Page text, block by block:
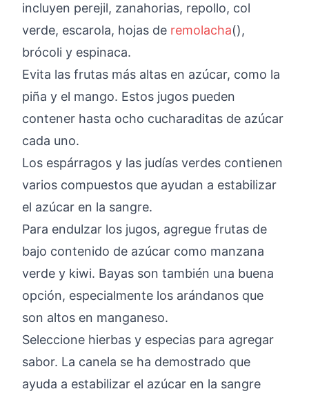
incluyen perejil, zanahorias, repollo, col
verde, escarola, hojas de remolacha(),
brócoli y espinaca.
Evita las frutas más altas en azúcar, como la
piña y el mango. Estos jugos pueden
contener hasta ocho cucharaditas de azúcar
cada uno.
Los espárragos y las judías verdes contienen
varios compuestos que ayudan a estabilizar
el azúcar en la sangre.
Para endulzar los jugos, agregue frutas de
bajo contenido de azúcar como manzana
verde y kiwi. Bayas son también una buena
opción, especialmente los arándanos que
son altos en manganeso.
Seleccione hierbas y especias para agregar
sabor. La canela se ha demostrado que
ayuda a estabilizar el azúcar en la sangre